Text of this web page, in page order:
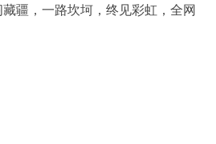
疆，一路坎坷，终见彩虹，全网